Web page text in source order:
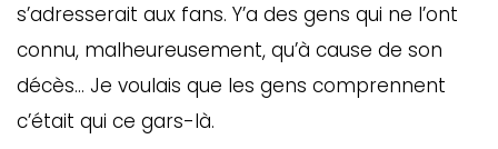
s’adresserait aux fans. Y’a des gens qui ne l’ont
connu, malheureusement, qu’à cause de son
décès… Je voulais que les gens comprennent
c’était qui ce gars-là.